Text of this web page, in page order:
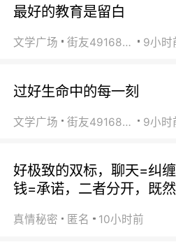
最好的教育是留白
文学广场 街友49168527 9小时
过好生命中的每一刻
文学广场 街友49168527 9小时
好极致的双标，聊天=纠
钱=承诺，二者分开，既
真情秘密 匿名 10小时前